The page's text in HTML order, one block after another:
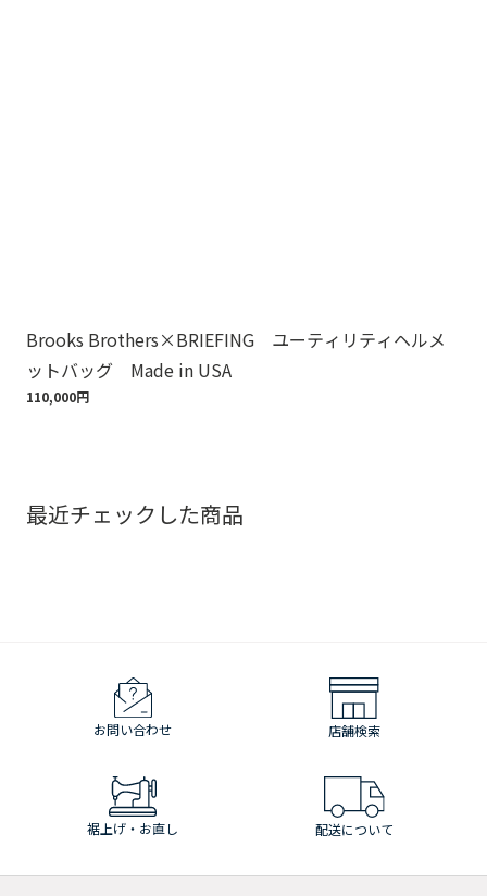
Brooks Brothers×BRIEFING ユーティリティヘルメ
ットバッグ Made in USA
110,000円
最近チェックした商品
お問い合わせ 店舗検索
裾上げ・お直し 配送について